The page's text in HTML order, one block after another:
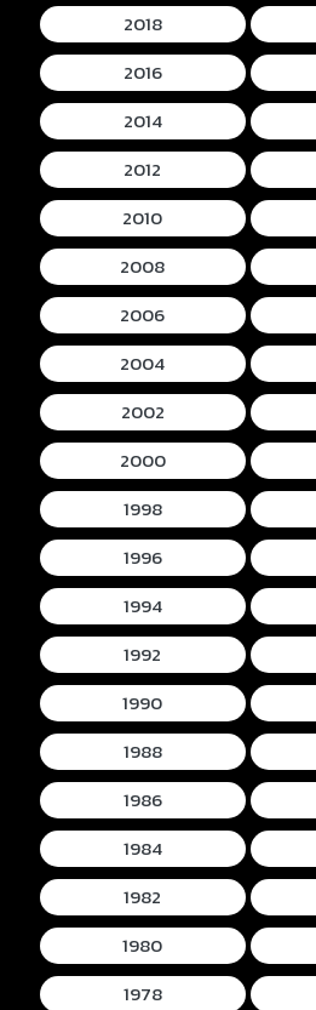
2018
2016
2014
2012
2010
2008
2006
2004
2002
2000
1998
1996
1994
1992
1990
1988
1986
1984
1982
1980
1978